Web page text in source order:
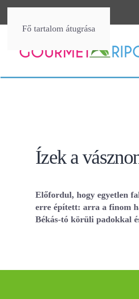
Fő tartalom átugrása
Ízek a
Előfordul, hogy egyetlen
erre épített: arra a finom
Békás-tó körüli padokkal